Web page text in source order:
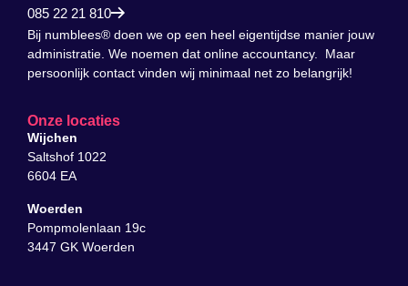
085 22 21 810
Bij numblees® doen we op een heel eigentijdse manier jouw
administratie. We noemen dat online accountancy. Maar
persoonlijk contact vinden wij minimaal net zo belangrijk!
Onze locaties
Wijchen
Saltshof 1022
6604 EA
Woerden
Pompmolenlaan 19c
3447 GK Woerden